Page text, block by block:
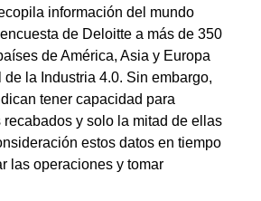
información del mundo
de Deloitte a más de 350
de América, Asia y Europa
la Industria 4.0. Sin embargo,
tener capacidad para
y solo la mitad de ellas
estos datos en tiempo
las operaciones y tomar